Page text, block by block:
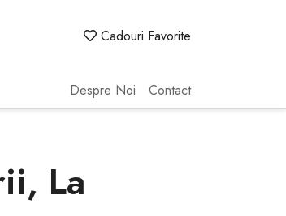
Cadouri Favorite
Despre Noi Contact
La